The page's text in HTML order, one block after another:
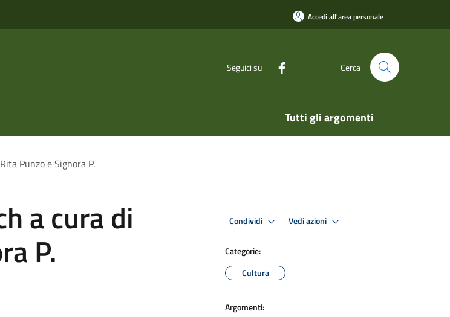
Accedi all'area personale
Seguici su Cerca
Tutti gli argomenti
Punzo e Signora P.
a cura di
P.
Condividi Vedi azioni
Categorie:
Cultura
Argomenti: